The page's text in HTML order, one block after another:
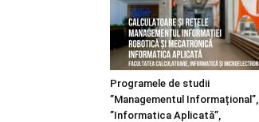
Programele de studii
”Managementul Informațional”,
”Informatica Aplicată”,